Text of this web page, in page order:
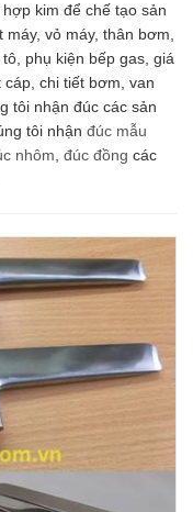
kim để chế tạo sản
vỏ máy, thân bơm,
phụ kiện bếp gas, giá
chi tiết bơm, van
tôi nhận đúc các sản
tôi nhận đúc mẫu
nhôm đúc đồng các